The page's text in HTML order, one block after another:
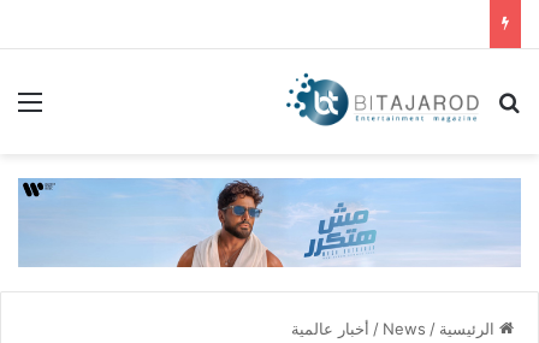
بحث عن
الرئيسية /
News
/ أخبار عالمية